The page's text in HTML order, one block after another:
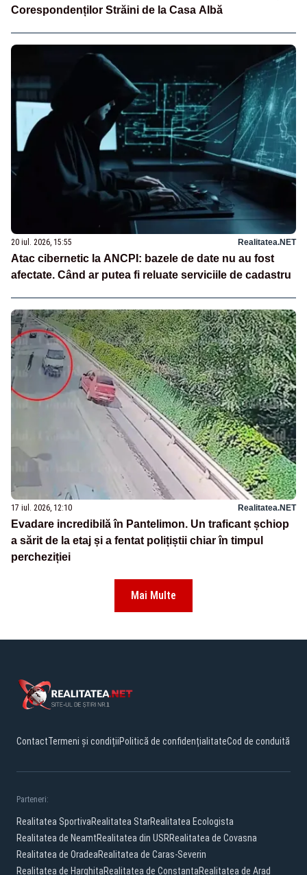
Corespondenților Străini de la Casa Albă
20 iul. 2026, 15:55 Realitatea.NET
Atac cibernetic la ANCPI: bazele de date nu au fost
afectate. Când ar putea fi reluate serviciile de cadastru
17 iul. 2026, 12:10 Realitatea.NET
Evadare incredibilă în Pantelimon. Un traficant șchiop
a sărit de la etaj și a fentat polițiștii chiar în timpul
percheziției
Mai Multe
ContactTermeni și condițiiPolitică de confidențialitateCod de conduită
Parteneri:
Realitatea SportivaRealitatea StarRealitatea Ecologista
Realitatea de NeamtRealitatea din USRRealitatea de Covasna
Realitatea de OradeaRealitatea de Caras-Severin
Realitatea de HarghitaRealitatea de ConstantaRealitatea de Arad